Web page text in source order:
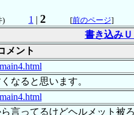
) 1 | 2 [前のページ]
書き込みＵ
メント
なると思います。
言ってるけどヘルメット被ろ